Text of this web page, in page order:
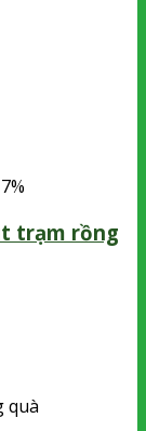
trạm rồng
quà